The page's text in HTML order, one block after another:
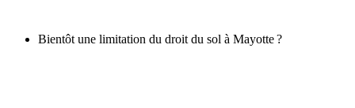
Bientôt une limitation du droit du sol à Mayotte ?